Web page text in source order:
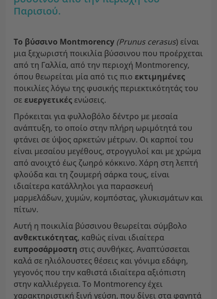
Παρισιού.
Το βύσσινο Montmorency (Prunus cerasus) είναι
μια ξεχωριστή ποικιλία βύσσινου που προέρχεται
από τη Γαλλία, από την περιοχή Montmorency,
όπου θεωρείται μία από τις πιο εκτιμημένες
ποικιλίες λόγω της φυσικής περιεκτικότητάς του
σεευεργετικές ενώσεις.
Πρόκειται για φυλλοβόλο δέντρο με μεσαία
ανάπτυξη, το οποίο στην πλήρη ωριμότητά του
φτάνει σε ύψος αρκετών μέτρων. Οι καρποί του
είναι μεσαίου μεγέθους, στρογγυλοί και με χρώμα
από ανοιχτό έως ζωηρό κόκκινο. Χάρη στη λεπτή
φλούδα και τη ζουμερή σάρκα τους, είναι
ιδιαίτερα κατάλληλοι για παρασκευή
μαρμελάδων, χυμών, κομπόστας, γλυκισμάτων και
πίτων.
Αυτή η ποικιλία βύσσινου θεωρείται σύμβολο
ανθεκτικότητας, καθώς είναι ιδιαίτερα
ευπροσάρμοστη στις συνθήκες. Αναπτύσσεται
καλά σε ηλιόλουστες θέσεις και γόνιμα εδάφη,
γεγονός που την καθιστά ιδιαίτερα αξιόπιστη
στην καλλιέργεια. Το Montmorency έχει
χαρακτηριστική ξινή γεύση, που δίνει στα φαγητά